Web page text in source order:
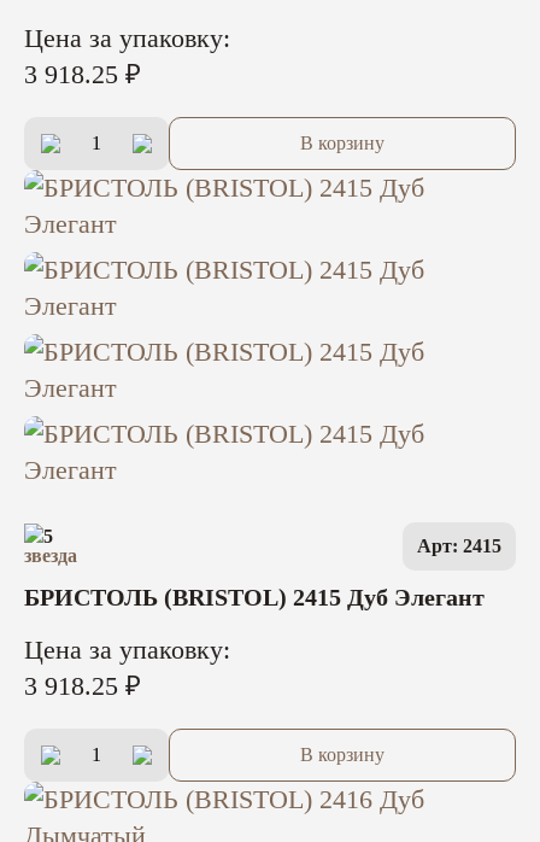
Цена за упаковку:
3 918.25 ₽
В корзину
5 Арт: 2415
БРИСТОЛЬ (BRISTOL) 2415 Дуб Элегант
Цена за упаковку:
3 918.25 ₽
В корзину